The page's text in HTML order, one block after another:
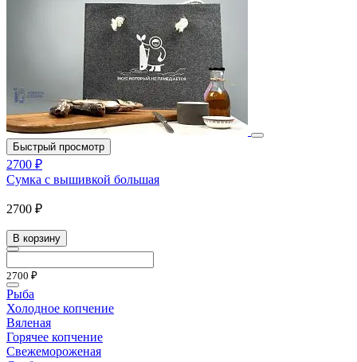
Быстрый просмотр
2700 ₽
Сумка с вышивкой большая
2700 ₽
В корзину
2700 ₽
Рыба
Холодное копчение
Вяленая
Горячее копчение
Свежемороженая